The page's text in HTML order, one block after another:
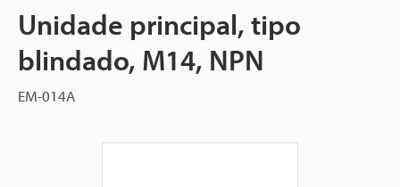
Unidade principal, tipo
blindado, M14, NPN
EM-014A